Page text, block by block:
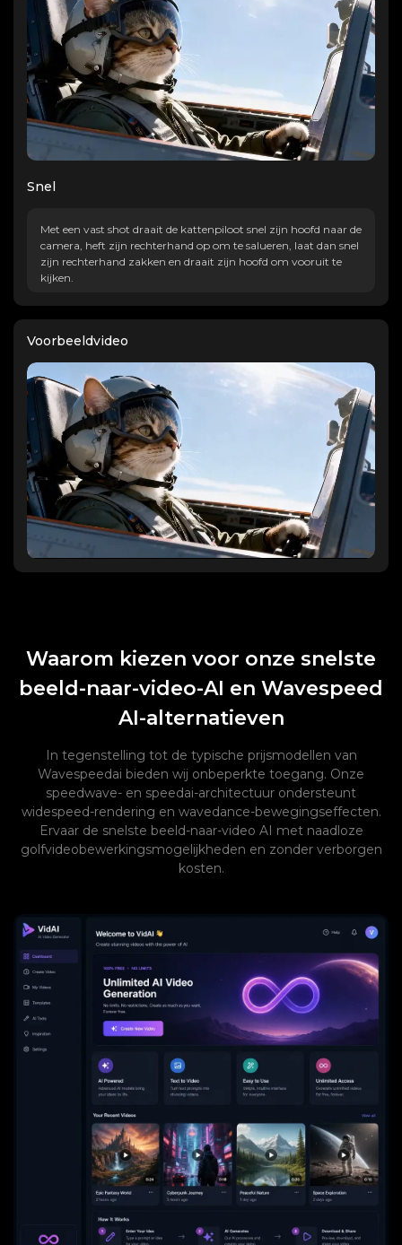
Snel
Met een vast shot draait de kattenpiloot snel zijn hoofd naar de
camera, heft zijn rechterhand op om te salueren, laat dan snel
zijn rechterhand zakken en draait zijn hoofd om vooruit te
kijken.
Voorbeeldvideo
Waarom kiezen voor onze snelste
beeld-naar-video-AI en Wavespeed
AI-alternatieven
In tegenstelling tot de typische prijsmodellen van
Wavespeedai bieden wij onbeperkte toegang. Onze
speedwave- en speedai-architectuur ondersteunt
widespeed-rendering en wavedance-bewegingseffecten.
Ervaar de snelste beeld-naar-video AI met naadloze
golfvideobewerkingsmogelijkheden en zonder verborgen
kosten.